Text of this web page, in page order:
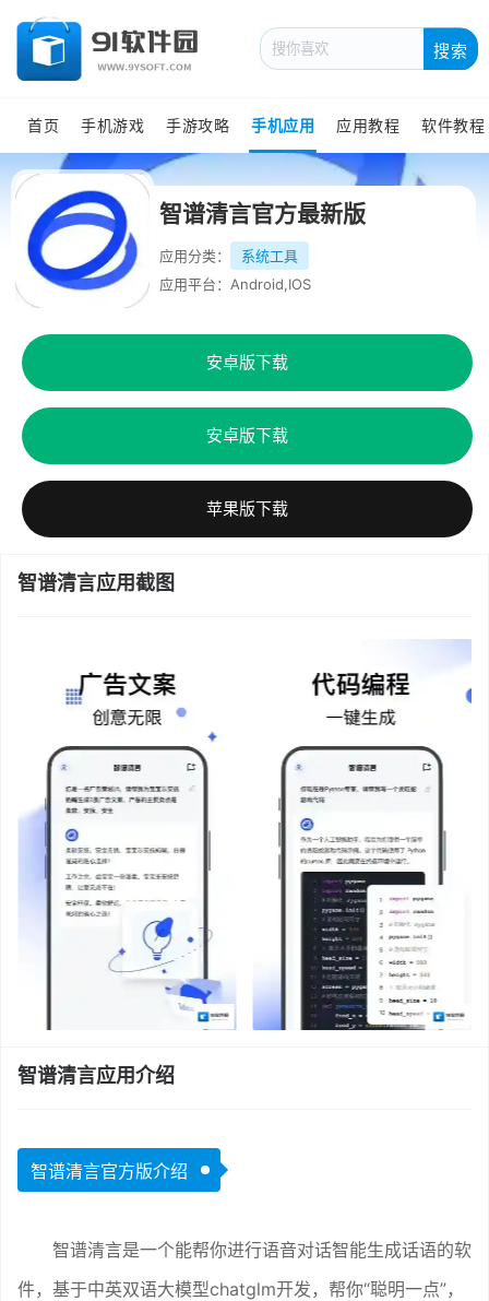
搜索
首页 手机游戏 手游攻略 手机应用 应用教程 软件教程
智谱清言官方最新版
应用分类：
系统工具
应用平台：Android,IOS
安卓版下载
安卓版下载
苹果版下载
智谱清言应用截图
智谱清言应用介绍
智谱清言官方版介绍
智谱清言是一个能帮你进行语音对话智能生成话语的软
件，基于中英双语大模型chatglm开发，帮你“聪明一点”，